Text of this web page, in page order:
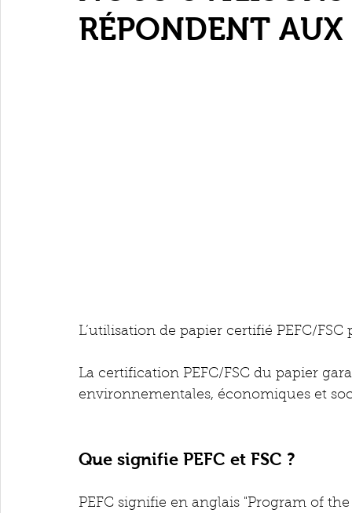
RÉPONDENT AUX
L’utilisation de papier certifié PEFC/
La certification PEFC/FSC du papier
environnementales, économiques et
Que signifie PEFC et FSC ?
PEFC signifie en anglais "Program of